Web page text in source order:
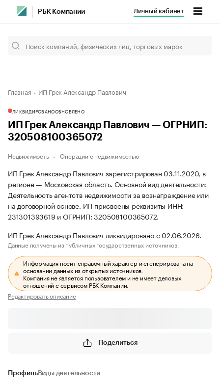
РБК Компании Личный кабинет
Главная ИП Грек Александр Павлович
ЛИКВИДИРОВАНООБНОВЛЕНО
ИП Грек Александр Павлович — ОГРНИП:
320508100365072
Недвижимость Операции с недвижимостью
ИП Грек Александр Павлович зарегистрирован 03.11.2020, в
регионе — Московская область. Основной вид деятельности:
Деятельность агентств недвижимости за вознаграждение или
на договорной основе. ИП присвоены реквизиты ИНН:
231301393619 и ОГРНИП: 320508100365072.
ИП Грек Александр Павлович ликвидировано с 02.06.2026.
Данные получены из публичных государственных источников.
Информация носит справочный характер и сгенерирована на
основании данных из открытых источников.
Компания не является пользователем и не имеет деловых
отношений с сервисом РБК Компании.
Редактировать описание
Поделиться
ПрофильВиды деятельности